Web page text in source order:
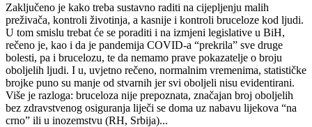
Zaključeno je kako treba sustavno raditi na cijepljenju malih
preživača, kontroli životinja, a kasnije i kontroli bruceloze kod ljudi.
U tom smislu trebat će se poraditi i na izmjeni legislative u BiH,
rečeno je, kao i da je pandemija COVID-a “prekrila” sve druge
bolesti, pa i brucelozu, te da nemamo prave pokazatelje o broju
oboljelih ljudi. I u, uvjetno rečeno, normalnim vremenima, statističke
brojke puno su manje od stvarnih jer svi oboljeli nisu evidentirani.
Više je razloga: bruceloza nije prepoznata, značajan broj oboljelih
bez zdravstvenog osiguranja liječi se doma uz nabavu lijekova “na
crno” ili u inozemstvu (RH, Srbija)...